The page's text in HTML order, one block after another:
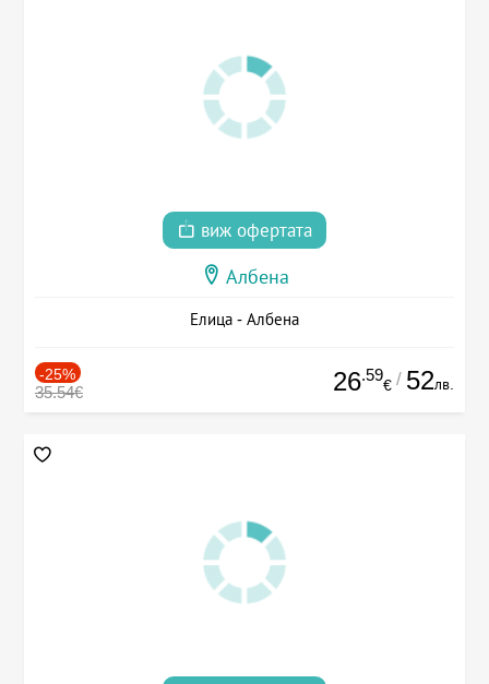
виж офертата
Албена
Елица - Албена
-25%
35.54€ 26.59
€ / 52лв.